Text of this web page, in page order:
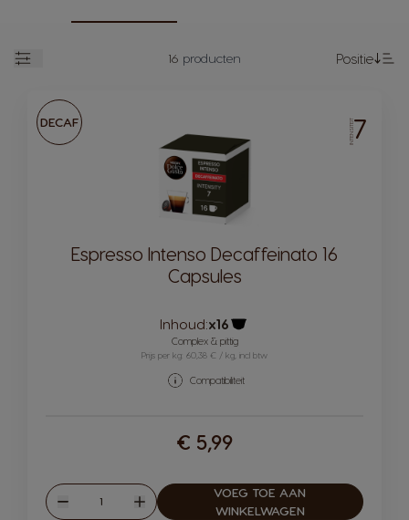
16 producten
Positie
DECAF INTENSITEIT7
Espresso Intenso Decaffeinato 16
Capsules
Inhoud:x16
Pictogram capsule
Complex & pittig
Prijs per kg: 60,38 € / kg, incl btw
Compatibiliteit
€ 5,99
Verlagen
Hoeveelheid
Verhogen
VOEG TOE AAN
WINKELWAGEN